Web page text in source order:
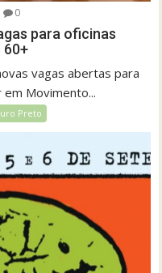
0
para oficinas
60+
vagas abertas para
Movimento...
Preto